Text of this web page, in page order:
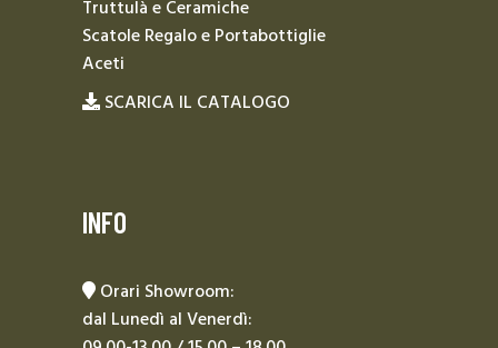
Truttulà e Ceramiche
Scatole Regalo e Portabottiglie
Aceti
SCARICA IL CATALOGO
INFO
Orari Showroom:
dal Lunedì al Venerdì: